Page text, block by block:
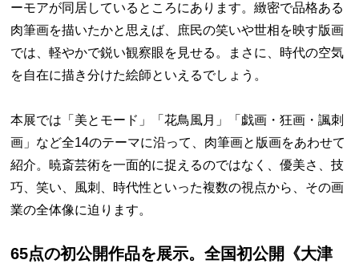
ーモアが同居しているところにあります。緻密で品格ある
肉筆画を描いたかと思えば、庶民の笑いや世相を映す版画
では、軽やかで鋭い観察眼を見せる。まさに、時代の空気
を自在に描き分けた絵師といえるでしょう。
本展では「美とモード」「花鳥風月」「戯画・狂画・諷刺
画」など全14のテーマに沿って、肉筆画と版画をあわせて
紹介。暁斎芸術を一面的に捉えるのではなく、優美さ、技
巧、笑い、風刺、時代性といった複数の視点から、その画
業の全体像に迫ります。
65点の初公開作品を展示。全国初公開《大津